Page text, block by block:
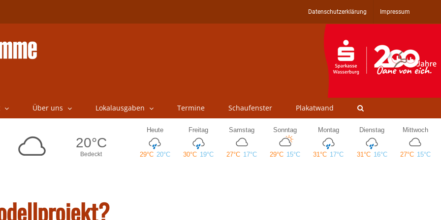
Datenschutzerklärung Impressum
Über uns Lokalausgaben Termine Schaufenster Plakatwand